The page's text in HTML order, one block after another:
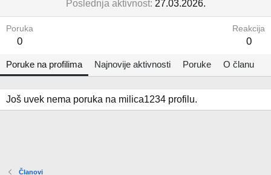
Poslednja aktivnost 27.03.2026.
Poruka
0
Reakcija
0
Poruke na profilima Najnovije aktivnosti Poruke O članu
Još uvek nema poruka na milica1234 profilu.
Članovi